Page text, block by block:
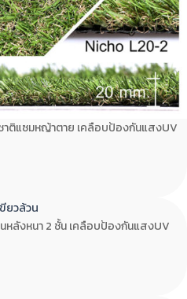
ติแซมหญ้าตาย เคลือบป้องกันแสงUV
หลังหนา 2 ชั้น เคลือบป้องกันแสงUV